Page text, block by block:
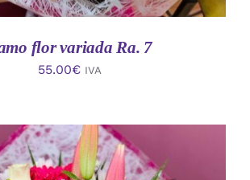
flor variada Ra. 7
55.00€ IVA